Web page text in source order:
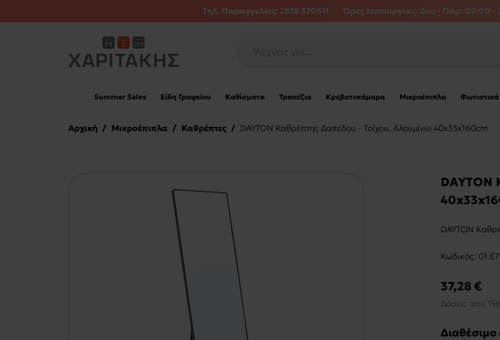
Τηλ. Παραγγελίες: 2810 370511 Ώρες λειτουργίας: Δευ - Παρ: 09:00 -
Summer Sales Είδη Γραφείου Καθίσματα Τραπέζια Κρεβατοκάμαρα Μικροέπιπλα Φωτιστικά
Αρχική / Μικροέπιπλα / Καθρέπτες / DAYTON Καθρέπτης Δαπέδου - Τοίχου, Αλουμίνιο 40x33x160cm
DAYTON
DAYTON
Kωδικός:
37,28 €
Δόσεις από
Διαθέσιμο